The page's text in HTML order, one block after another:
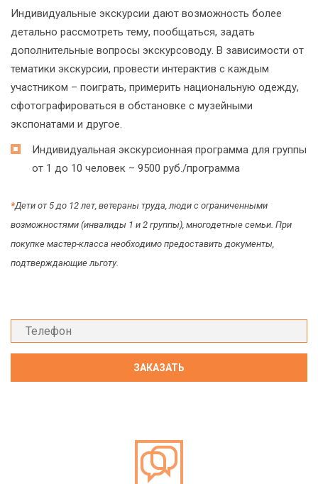
Индивидуальные экскурсии дают возможность более
детально рассмотреть тему, пообщаться, задать
дополнительные вопросы экскурсоводу. В зависимости от
тематики экскурсии, провести интерактив с каждым
участником – поиграть, примерить национальную одежду,
сфотографироваться в обстановке с музейными
экспонатами и другое.
Индивидуальная экскурсионная программа для группы
от 1 до 10 человек – 9500 руб./программа
*Дети от 5 до 12 лет, ветераны труда, люди с ограниченными
возможностями (инвалиды 1 и 2 группы), многодетные семьи. При
покупке мастер-класса необходимо предоставить документы,
подтверждающие льготу.